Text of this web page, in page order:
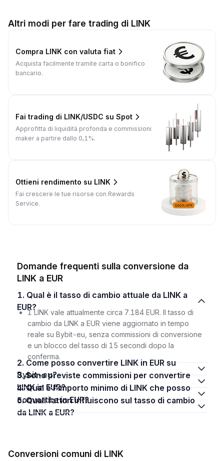
Altri modi per fare trading di LINK
Compra LINK con valuta fiat
Acquista facilmente tramite carta o bonifico
bancario.
Fai trading di LINK/USDC su Spot
Approfitta di liquidità profonda e commissioni
maker a partire dallo 0,1%.
Ottieni rendimento su LINK
Fai crescere le tue risorse con Rewards
Service.
Domande frequenti sulla conversione da
LINK a EUR
1. Qual è il tasso di cambio attuale da LINK a
EUR?
1 LINK vale attualmente circa 7.184 EUR. Il tasso di
cambio da LINK a EUR viene aggiornato in tempo
reale su Bybit-eu, senza commissioni di conversione
e un blocco del tasso di 15 secondi dopo la
conferma.
2. Come posso convertire LINK in EUR su
Bybit-eu?
3. Sono previste commissioni per convertire
LINK in EUR?
4. Qual è l'importo minimo di LINK che posso
convertire in EUR?
5. Quali fattori influiscono sul tasso di cambio
da LINK a EUR?
Conversioni comuni di LINK